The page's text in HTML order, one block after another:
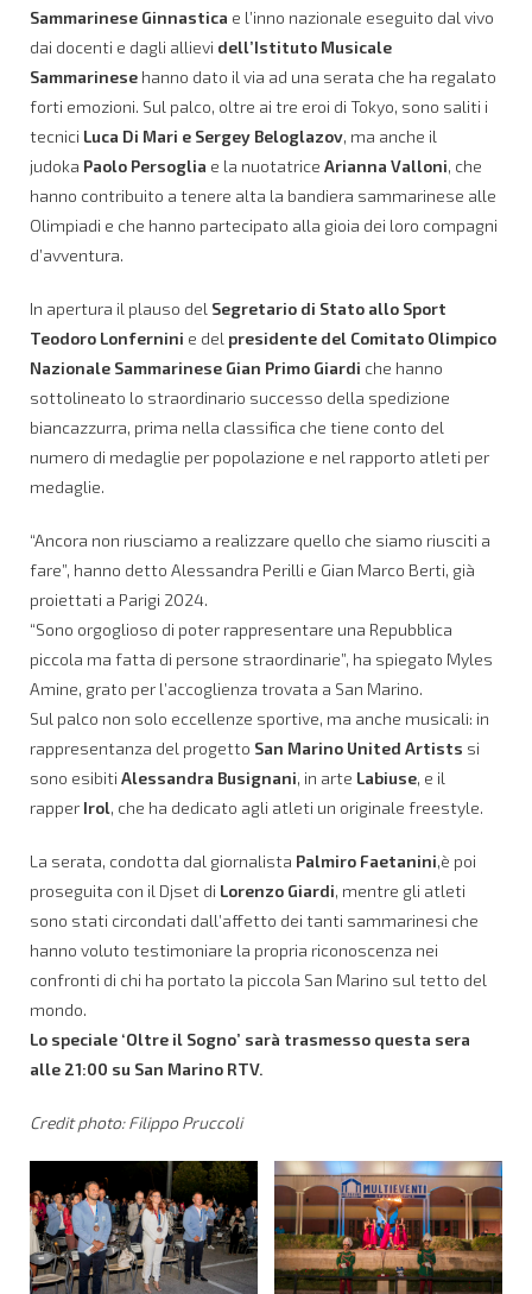
Sammarinese Ginnastica e l’inno nazionale eseguito dal vivo
dai docenti e dagli allievi dell’Istituto Musicale
Sammarinese hanno dato il via ad una serata che ha regalato
forti emozioni. Sul palco, oltre ai tre eroi di Tokyo, sono saliti i
tecnici Luca Di Mari e Sergey Beloglazov, ma anche il
judoka Paolo Persoglia e la nuotatrice Arianna Valloni, che
hanno contribuito a tenere alta la bandiera sammarinese alle
Olimpiadi e che hanno partecipato alla gioia dei loro compagni
d’avventura.
In apertura il plauso del Segretario di Stato allo Sport
Teodoro Lonfernini e del presidente del Comitato Olimpico
Nazionale Sammarinese Gian Primo Giardi che hanno
sottolineato lo straordinario successo della spedizione
biancazzurra, prima nella classifica che tiene conto del
numero di medaglie per popolazione e nel rapporto atleti per
medaglie.
“Ancora non riusciamo a realizzare quello che siamo riusciti a
fare”, hanno detto Alessandra Perilli e Gian Marco Berti, già
proiettati a Parigi 2024.
“Sono orgoglioso di poter rappresentare una Repubblica
piccola ma fatta di persone straordinarie”, ha spiegato Myles
Amine, grato per l’accoglienza trovata a San Marino.
Sul palco non solo eccellenze sportive, ma anche musicali: in
rappresentanza del progetto San Marino United Artists si
sono esibiti Alessandra Busignani, in arte Labiuse, e il
rapper Irol, che ha dedicato agli atleti un originale freestyle.
La serata, condotta dal giornalista Palmiro Faetanini,è poi
proseguita con il Djset di Lorenzo Giardi, mentre gli atleti
sono stati circondati dall’affetto dei tanti sammarinesi che
hanno voluto testimoniare la propria riconoscenza nei
confronti di chi ha portato la piccola San Marino sul tetto del
mondo.
Lo speciale ‘Oltre il Sogno’ sarà trasmesso questa sera
alle 21:00 su San Marino RTV.
Credit photo: Filippo Pruccoli